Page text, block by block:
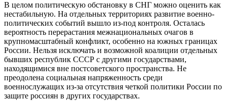
В целом политическую обстановку в СНГ можно оценить как
нестабильную. На отдельных территориях развитие военно-
политических событий вышло из-под контроля. Осталась
вероятность перерастания межнациональных очагов в
крупномасштабный конфликт, особенно на южных границах
России. Нельзя исключать и возможной коалиции отдельных
бывших республик СССР с другими государствами,
находящимися вне постсоветского пространства. Не
преодолена социальная напряженность среди
военнослужащих из-за отсутствия четкой политики России по
защите россиян в других государствах.